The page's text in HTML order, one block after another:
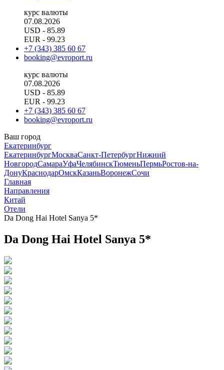
курс валюты
07.08.2026
USD - 85.89
EUR - 99.23
+7 (343) 385 60 67
booking@evroport.ru
курс валюты
07.08.2026
USD - 85.89
EUR - 99.23
+7 (343) 385 60 67
booking@evroport.ru
Ваш город
Екатеринбург
ЕкатеринбургМоскваСанкт-ПетербургНижний
НовгородСамараУфаЧелябинскТюменьПермьРостов-на-
ДонуКраснодарОмскКазаньВоронежСочи
Главная
Направления
Китай
Отели
Da Dong Hai Hotel Sanya 5*
Da Dong Hai Hotel Sanya 5*